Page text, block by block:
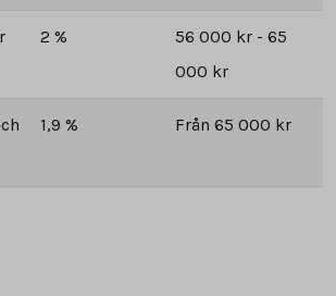
2 %
56 000 kr - 65
000 kr
1,9 % Från 65 000 kr